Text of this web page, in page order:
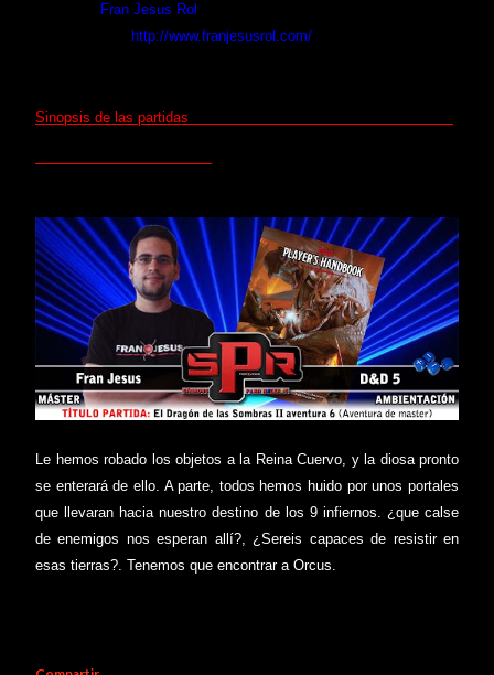
Fran Jesus Rol
http://www.franjesusrol.com/
Sinopsis de las partidas
Le hemos robado los objetos a la Reina Cuervo, y la diosa pronto
se enterará de ello. A parte, todos hemos huido por unos portales
que llevaran hacia nuestro destino de los 9 infiernos. ¿que calse
de enemigos nos esperan allí?, ¿Sereis capaces de resistir en
esas tierras?. Tenemos que encontrar a Orcus.